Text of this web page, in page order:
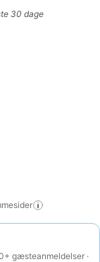
30 dage
gæsteanmeldelser ·